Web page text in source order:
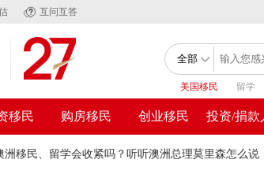
互问互答
美国移民 留学
移民 购房移民 创业移民 投资/捐款
洲移民、留学会收紧吗？听听澳洲总理莫里森怎么说